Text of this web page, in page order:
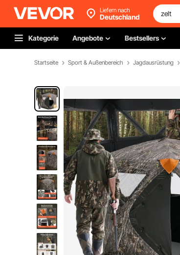
Liefern nach
Deutschland
Kategorie Angebote Bestsellers
Startseite Sport & Außenbereich Jagdausrüstung